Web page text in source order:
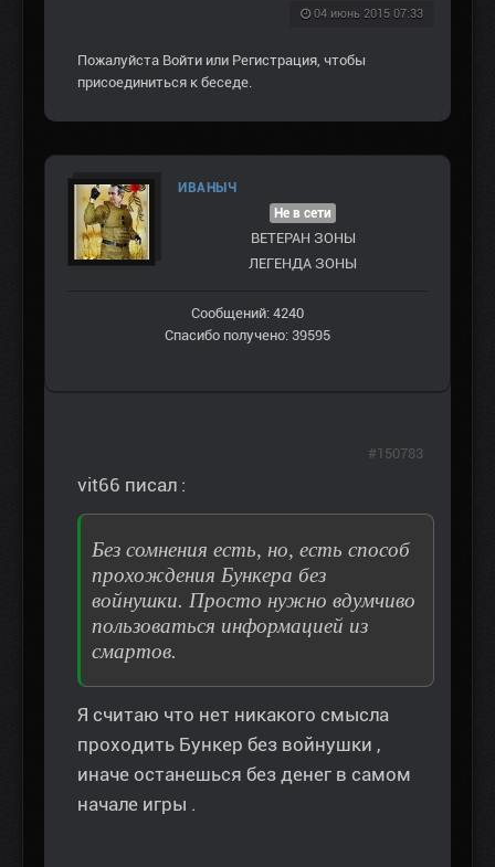
04 июнь 2015 07:33
Пожалуйста Войти или Регистрация, чтобы
присоединиться к беседе.
ИВАНЫЧ
Не в сети
ВЕТЕРАН ЗOНЫ
ЛЕГЕНДА ЗОНЫ
Сообщений: 4240
Спасибо получено: 39595
vit66 писал :
Без сомнения есть, но, есть способ
прохождения Бункера без
войнушки. Просто нужно вдумчиво
пользоваться информацией из
смартов.
Я считаю что нет никакого смысла
проходить Бункер без войнушки ,
иначе останешься без денег в самом
начале игры .
#150783